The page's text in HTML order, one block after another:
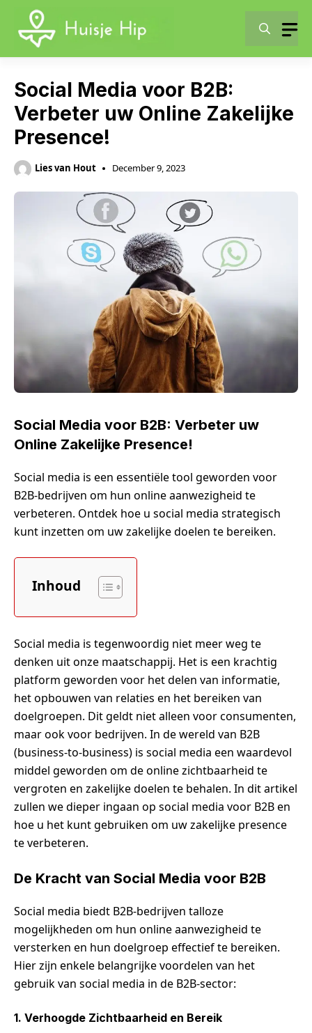
content
Social Media voor B2B:
Verbeter uw Online Zakelijke
Presence!
Lies van Hout December 9, 2023
Social Media voor B2B: Verbeter uw
Online Zakelijke Presence!
Social media is een essentiële tool geworden voor
B2B-bedrijven om hun online aanwezigheid te
verbeteren. Ontdek hoe u social media strategisch
kunt inzetten om uw zakelijke doelen te bereiken.
Inhoud
Social media is tegenwoordig niet meer weg te
denken uit onze maatschappij. Het is een krachtig
platform geworden voor het delen van informatie,
het opbouwen van relaties en het bereiken van
doelgroepen. Dit geldt niet alleen voor consumenten,
maar ook voor bedrijven. In de wereld van B2B
(business-to-business) is social media een waardevol
middel geworden om de online zichtbaarheid te
vergroten en zakelijke doelen te behalen. In dit artikel
zullen we dieper ingaan op social media voor B2B en
hoe u het kunt gebruiken om uw zakelijke presence
te verbeteren.
De Kracht van Social Media voor B2B
Social media biedt B2B-bedrijven talloze
mogelijkheden om hun online aanwezigheid te
versterken en hun doelgroep effectief te bereiken.
Hier zijn enkele belangrijke voordelen van het
gebruik van social media in de B2B-sector:
1. Verhoogde Zichtbaarheid en Bereik